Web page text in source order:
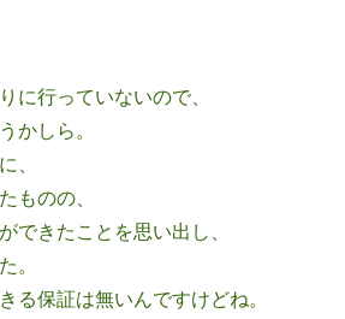
に行っていないので、
かしら。
、
ものの、
できたことを思い出し、
。
る保証は無いんですけどね。